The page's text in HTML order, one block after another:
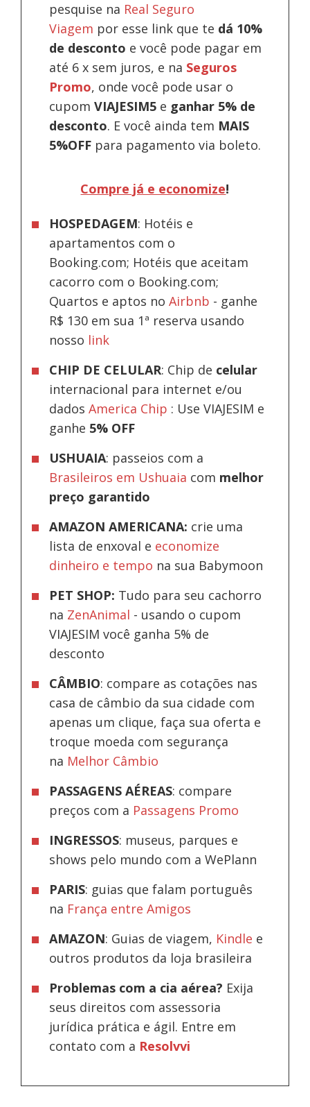
pesquise na Real Seguro
Viagem por esse link que te dá 10%
de desconto e você pode pagar em
até 6 x sem juros, e na Seguros
Promo, onde você pode usar o
cupomVIAJESIM5 e ganhar 5% de
desconto. E você ainda tem MAIS
5%OFF para pagamento via boleto.
Compre já e economize!
HOSPEDAGEM: Hotéis e
apartamentos com o
Booking.com; Hotéis que aceitam
cacorro com o Booking.com;
Quartos e aptos noAirbnb - ganhe
R$ 130 em sua 1ª reserva usando
nosso link
CHIP DE CELULAR: Chip de celular
internacional para internet e/ou
dadosAmerica Chip : Use VIAJESIM e
ganhe 5% OFF
USHUAIA: passeios com a
Brasileiros em Ushuaia com melhor
preço garantido
AMAZON AMERICANA: crie uma
lista de enxoval e economize
dinheiro e tempo na sua Babymoon
PET SHOP: Tudo para seu cachorro
na ZenAnimal - usando o cupom
VIAJESIM você ganha 5% de
desconto
CÂMBIO: compare as cotações nas
casa de câmbio da sua cidade com
apenas um clique, faça sua oferta e
troque moeda com segurança
na Melhor Câmbio
PASSAGENS AÉREAS: compare
preços com a Passagens Promo
INGRESSOS: museus, parques e
shows pelo mundo com a WePlann
PARIS: guias que falam português
na França entre Amigos
AMAZON: Guias de viagem, Kindle e
outros produtos da loja brasileira
Problemas com a cia aérea? Exija
seus direitos com assessoria
jurídica prática e ágil. Entre em
contato com a Resolvvi